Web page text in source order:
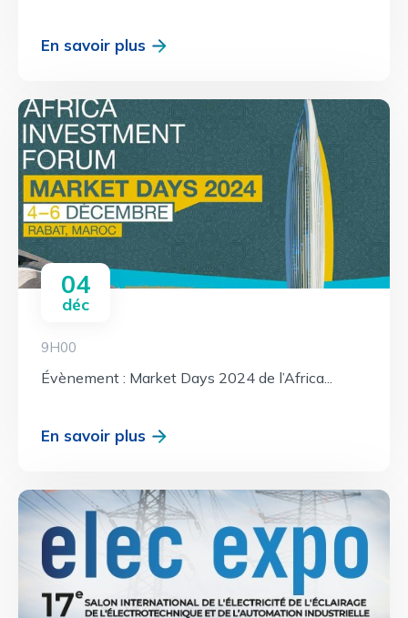
En savoir plus
04
déc
9H00
Évènement : Market Days 2024 de l’Africa...
En savoir plus